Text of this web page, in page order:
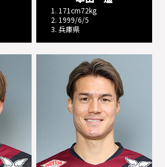
1. 171cm72kg
2. 1999/6/5
3. 兵庫県